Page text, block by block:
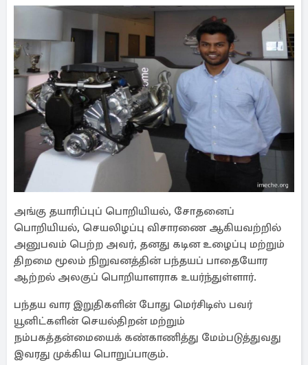
அங்கு தயாரிப்புப் பொறியியல், சோதனைப்
பொறியியல், செயலிழப்பு விசாரணை ஆகியவற்றில்
அனுபவம் பெற்ற அவர், தனது கடின உழைப்பு மற்றும்
திறமை மூலம் நிறுவனத்தின் பந்தயப் பாதையோர
ஆற்றல் அலகுப் பொறியாளராக உயர்ந்துள்ளார்.
பந்தய வார இறுதிகளின் போது மெர்சிடிஸ் பவர்
யூனிட்களின் செயல்திறன் மற்றும்
நம்பகத்தன்மையைக் கண்காணித்து மேம்படுத்துவது
இவரது முக்கிய பொறுப்பாகும்.